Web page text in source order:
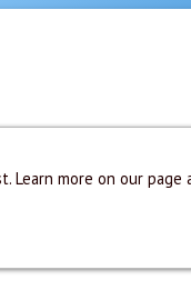
more on our page